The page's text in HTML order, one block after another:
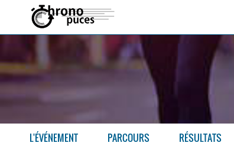
L'ÉVÉNEMENT PARCOURS RÉSULTATS